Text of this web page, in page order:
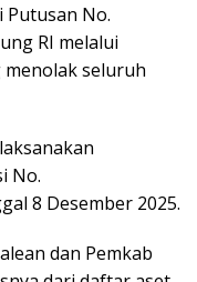
Putusan No.
RI melalui
menolak seluruh
No.
8 Desember 2025.
dan Pemkab